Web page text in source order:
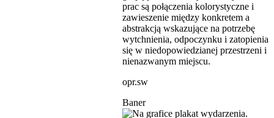
prac są połączenia kolorystyczne i
zawieszenie między konkretem a
abstrakcją wskazujące na potrzebę
wytchnienia, odpoczynku i zatopienia
się w niedopowiedzianej przestrzeni i
nienazwanym miejscu.
opr.sw
Baner